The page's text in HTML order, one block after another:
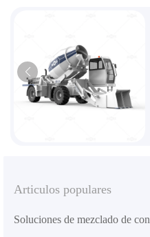
Articulos populares